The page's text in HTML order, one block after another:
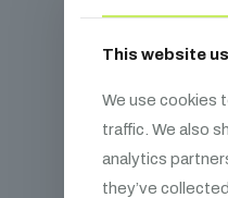
This website
We use cookies
traffic. We also
analytics
they’ve